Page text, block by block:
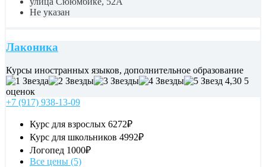
Не указан
Лаконика
Курсы иностранных языков, дополнительное образование
4,30 5
оценок
+7 (917) 938-13-09
Курс для взрослых 6272₽
Курс для школьников 4992₽
Логопед 1000₽
Все цены (5)